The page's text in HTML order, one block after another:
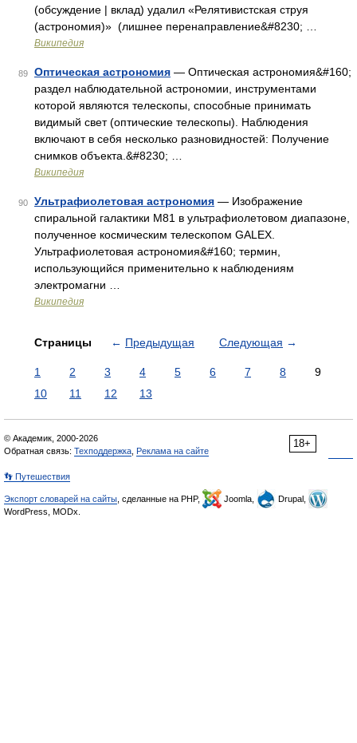
(обсуждение | вклад) удалил «Релятивистская струя
(астрономия)» ‎ (лишнее перенаправление&#8230; …
Википедия
89 Оптическая астрономия — Оптическая астрономия&#160;
раздел наблюдательной астрономии, инструментами
которой являются телескопы, способные принимать
видимый свет (оптические телескопы). Наблюдения
включают в себя несколько разновидностей: Получение
снимков объекта.&#8230; …
Википедия
90 Ультрафиолетовая астрономия — Изображение
спиральной галактики М81 в ультрафиолетовом диапазоне,
полученное космическим телескопом GALEX.
Ультрафиолетовая астрономия&#160; термин,
использующийся применительно к наблюдениям
электромагни …
Википедия
Страницы ← Предыдущая Следующая →
1 2 3 4 5 6 7 8
9
10
11 12 13
18+
© Академик, 2000-2026
Обратная связь: Техподдержка Реклама на сайте
👣 Путешествия
Экспорт словарей на сайты , сделанные на PHP, Joomla,
Drupal,
WordPress, MODx.